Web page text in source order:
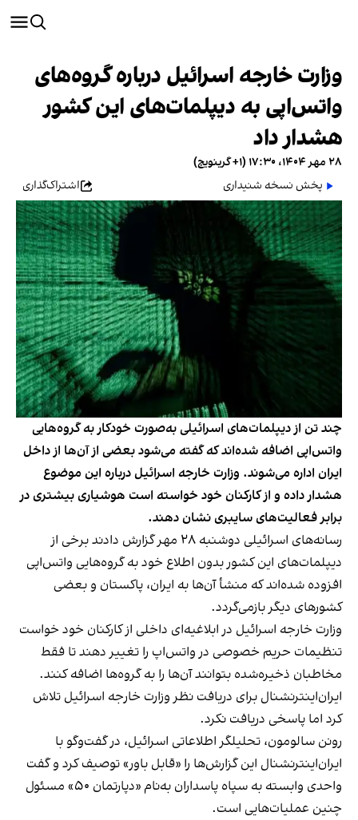
وزارت خارجه اسرائیل درباره گروه‌های
واتس‌اپی به دیپلمات‌های این کشور
هشدار داد
۲۸ مهر ۱۴۰۴، ۱۷:۳۰ (‎+۱ گرینویچ)
پخش نسخه شنیداری
اشتراک‌گذاری
چند تن از دیپلمات‌های اسرائیلی به‌صورت خودکار به گروه‌هایی
واتس‌اپی اضافه شده‌اند که گفته می‌شود بعضی از آن‌ها از داخل
ایران اداره می‌شوند. وزارت خارجه اسرائیل درباره این موضوع
هشدار داده و از کارکنان خود خواسته است هوشیاری بیشتری در
برابر فعالیت‌های سایبری نشان دهند.
رسانه‌های اسرائیلی دوشنبه ۲۸ مهر گزارش دادند برخی از
دیپلمات‌های این کشور بدون اطلاع خود به گروه‌هایی واتس‌اپی
افزوده شده‌اند که منشأ آن‌ها به ایران، پاکستان و بعضی
کشورهای دیگر بازمی‌گردد.
وزارت خارجه اسرائیل در ابلاغیه‌ای داخلی از کارکنان خود خواست
تنظیمات حریم خصوصی در واتس‌اپ را تغییر دهند تا فقط
مخاطبان ذخیره‌شده بتوانند آن‌ها را به گروه‌ها اضافه کنند.
ایران‌اینترنشنال برای دریافت نظر وزارت خارجه اسرائیل تلاش
کرد اما پاسخی دریافت نکرد.
رونن سالومون، تحلیلگر اطلاعاتی اسرائیل، در گفت‌وگو با
ایران‌اینترنشنال این گزارش‌ها را «قابل باور» توصیف کرد و گفت
واحدی وابسته به سپاه پاسداران به‌نام «دپارتمان ۵۰» مسئول
چنین عملیات‌هایی است.